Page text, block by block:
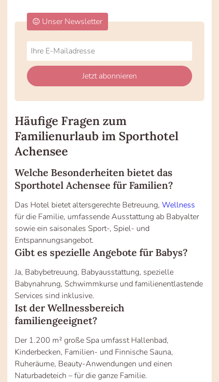
Do
not
fill
this
Unser Newsletter
*Ihre
E-
Mailadresse:
Jetzt abonnieren
Häufige Fragen zum
Familienurlaub im Sporthotel
Achensee
Welche Besonderheiten bietet das
Sporthotel Achensee für Familien?
Das Hotel bietet altersgerechte Betreuung, Wellness
für die Familie, umfassende Ausstattung ab Babyalter
sowie ein saisonales Sport-, Spiel- und
Entspannungsangebot.
Gibt es spezielle Angebote für Babys?
Ja, Babybetreuung, Babyausstattung, spezielle
Babynahrung, Schwimmkurse und familienentlastende
Services sind inklusive.
Ist der Wellnessbereich
familiengeeignet?
Der 1.200 m² große Spa umfasst Hallenbad,
Kinderbecken, Familien- und Finnische Sauna,
Ruheräume, Beauty-Anwendungen und einen
Naturbadeteich – für die ganze Familie.